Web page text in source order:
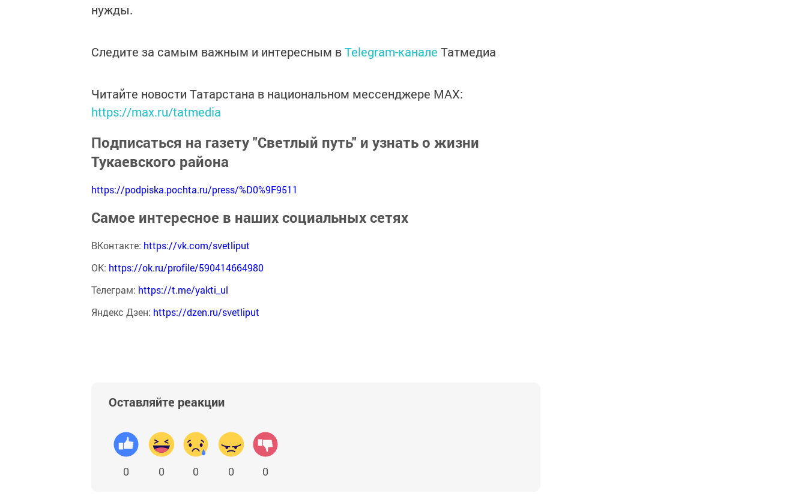
нужды.
Следите за самым важным и интересным вTelegram-канале Татмедиа
Читайте новости Татарстана в национальном мессенджере MАХ:
https://max.ru/tatmedia
Подписаться на газету "Светлый путь" и узнать о жизни
Тукаевского района
https://podpiska.pochta.ru/press/%D0%9F9511
Самое интересное в наших социальных сетях
ВКонтакте: https://vk.com/svetliput
ОК: https://ok.ru/profile/590414664980
Телеграм: https://t.me/yakti_ul
Яндекс Дзен: https://dzen.ru/svetliput
Оставляйте реакции
0 0 0 0 0